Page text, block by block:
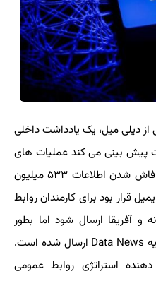
از دیلی میل، یک یادداشت داخلی
پیش بینی می کند عملیات های
استخراج اطلاعات بیشتری (مشابه فاش شدن اطلاعات ۵۳۳ میلیون
قرار بود برای کارمندان روابط
و آفریقا ارسال شود اما بطور
تصادفی برای خبرنگاران بلژیکی نشریه Data News ارسال شده است.
استراتژی روابط عمومی